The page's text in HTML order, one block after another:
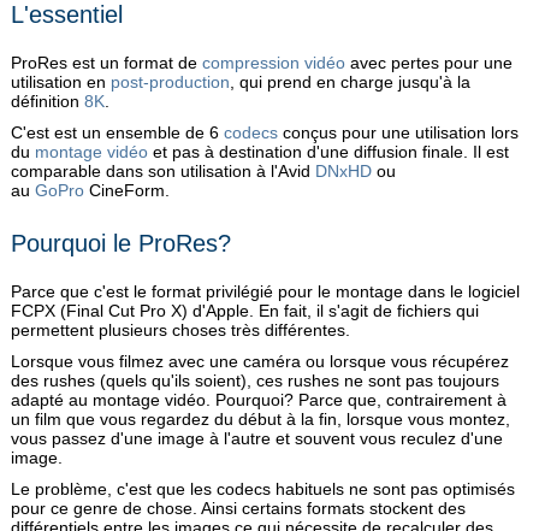
L'essentiel
ProResest un format de compression vidéoavec pertes pour une
utilisation en post-production , qui prend en charge jusqu'à la
définition 8K.
C'est est un ensemble de 6 codecsconçus pour une utilisation lors
du montage vidéoet pas à destination d'une diffusion finale. Il est
comparable dans son utilisation à l'Avid DNxHDou
au GoProCineForm.
Pourquoi le ProRes?
Parce que c'est le format privilégié pour le montage dans le logiciel
FCPX (Final Cut Pro X) d'Apple. En fait, il s'agit de fichiers qui
permettent plusieurs choses très différentes.
Lorsque vous filmez avec une caméra ou lorsque vous récupérez
des rushes (quels qu'ils soient), ces rushes ne sont pas toujours
adapté au montage vidéo. Pourquoi? Parce que, contrairement à
un film que vous regardez du début à la fin, lorsque vous montez,
vous passez d'une image à l'autre et souvent vous reculez d'une
image.
Le problème, c'est que les codecs habituels ne sont pas optimisés
pour ce genre de chose. Ainsi certains formats stockent des